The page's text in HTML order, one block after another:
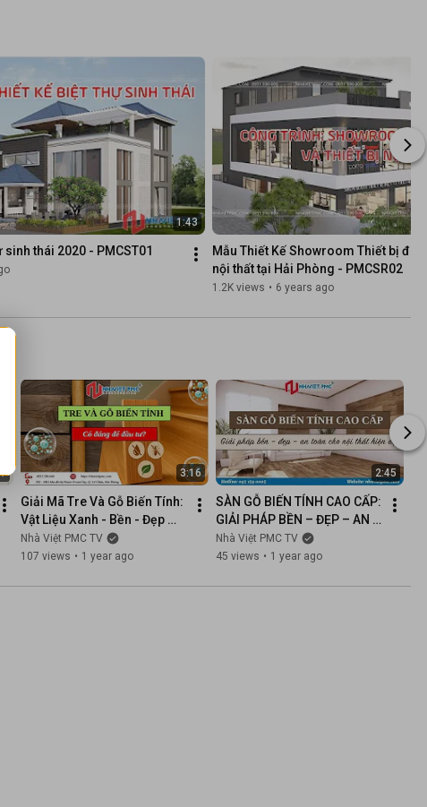
1:43
sinh thái 2020 - PMCST01
Mẫu Thiết Kế Showroom Thiết bị
nội thất tại Hải Phòng - PMCSR02
1.2K views • 6 years ago
3:16
Giải Mã Tre Và Gỗ Biến Tính:
Vật Liệu Xanh - Bền - Đẹp
Đỉnh Cao Cho Mọi Công
Trình!
Nhà Việt PMC TV
107 views • 1 year ago
2:45
SÀN GỖ BIẾN TÍNH CAO CẤP:
GIẢI PHÁP BỀN – ĐẸP – AN
TOÀN CHO NỘI THẤT HIỆN
ĐẠI
Nhà Việt PMC TV
45 views • 1 year ago